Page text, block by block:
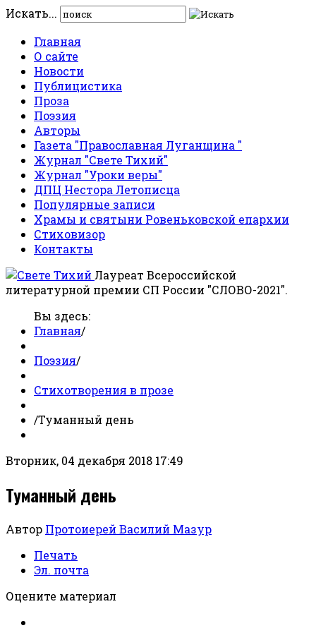
Искать...
Главная
О сайте
Новости
Публицистика
Проза
Поэзия
Авторы
Газета "Православная Луганщина "
Журнал "Свете Тихий"
Журнал "Уроки веры"
ДПЦ Нестора Летописца
Популярные записи
Храмы и святыни Ровеньковской епархии
Стиховизор
Контакты
Лауреат Всероссийской
литературной премии СП России "СЛОВО-2021".
Вы здесь:
Главная/
Поэзия/
Стихотворения в прозе
/Туманный день
Вторник, 04 декабря 2018 17:49
Туманный день
Автор Протоиерей Василий Мазур
Печать
Эл. почта
Оцените материал